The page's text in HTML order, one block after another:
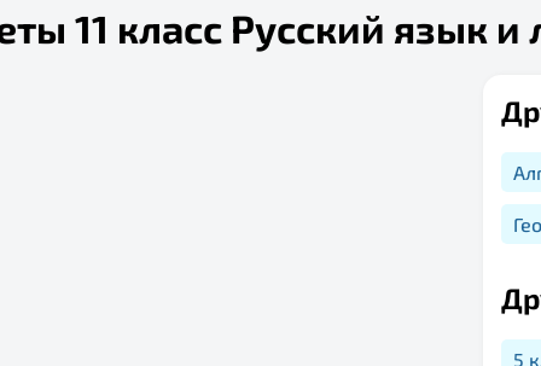
11 класс Русский язык и
5